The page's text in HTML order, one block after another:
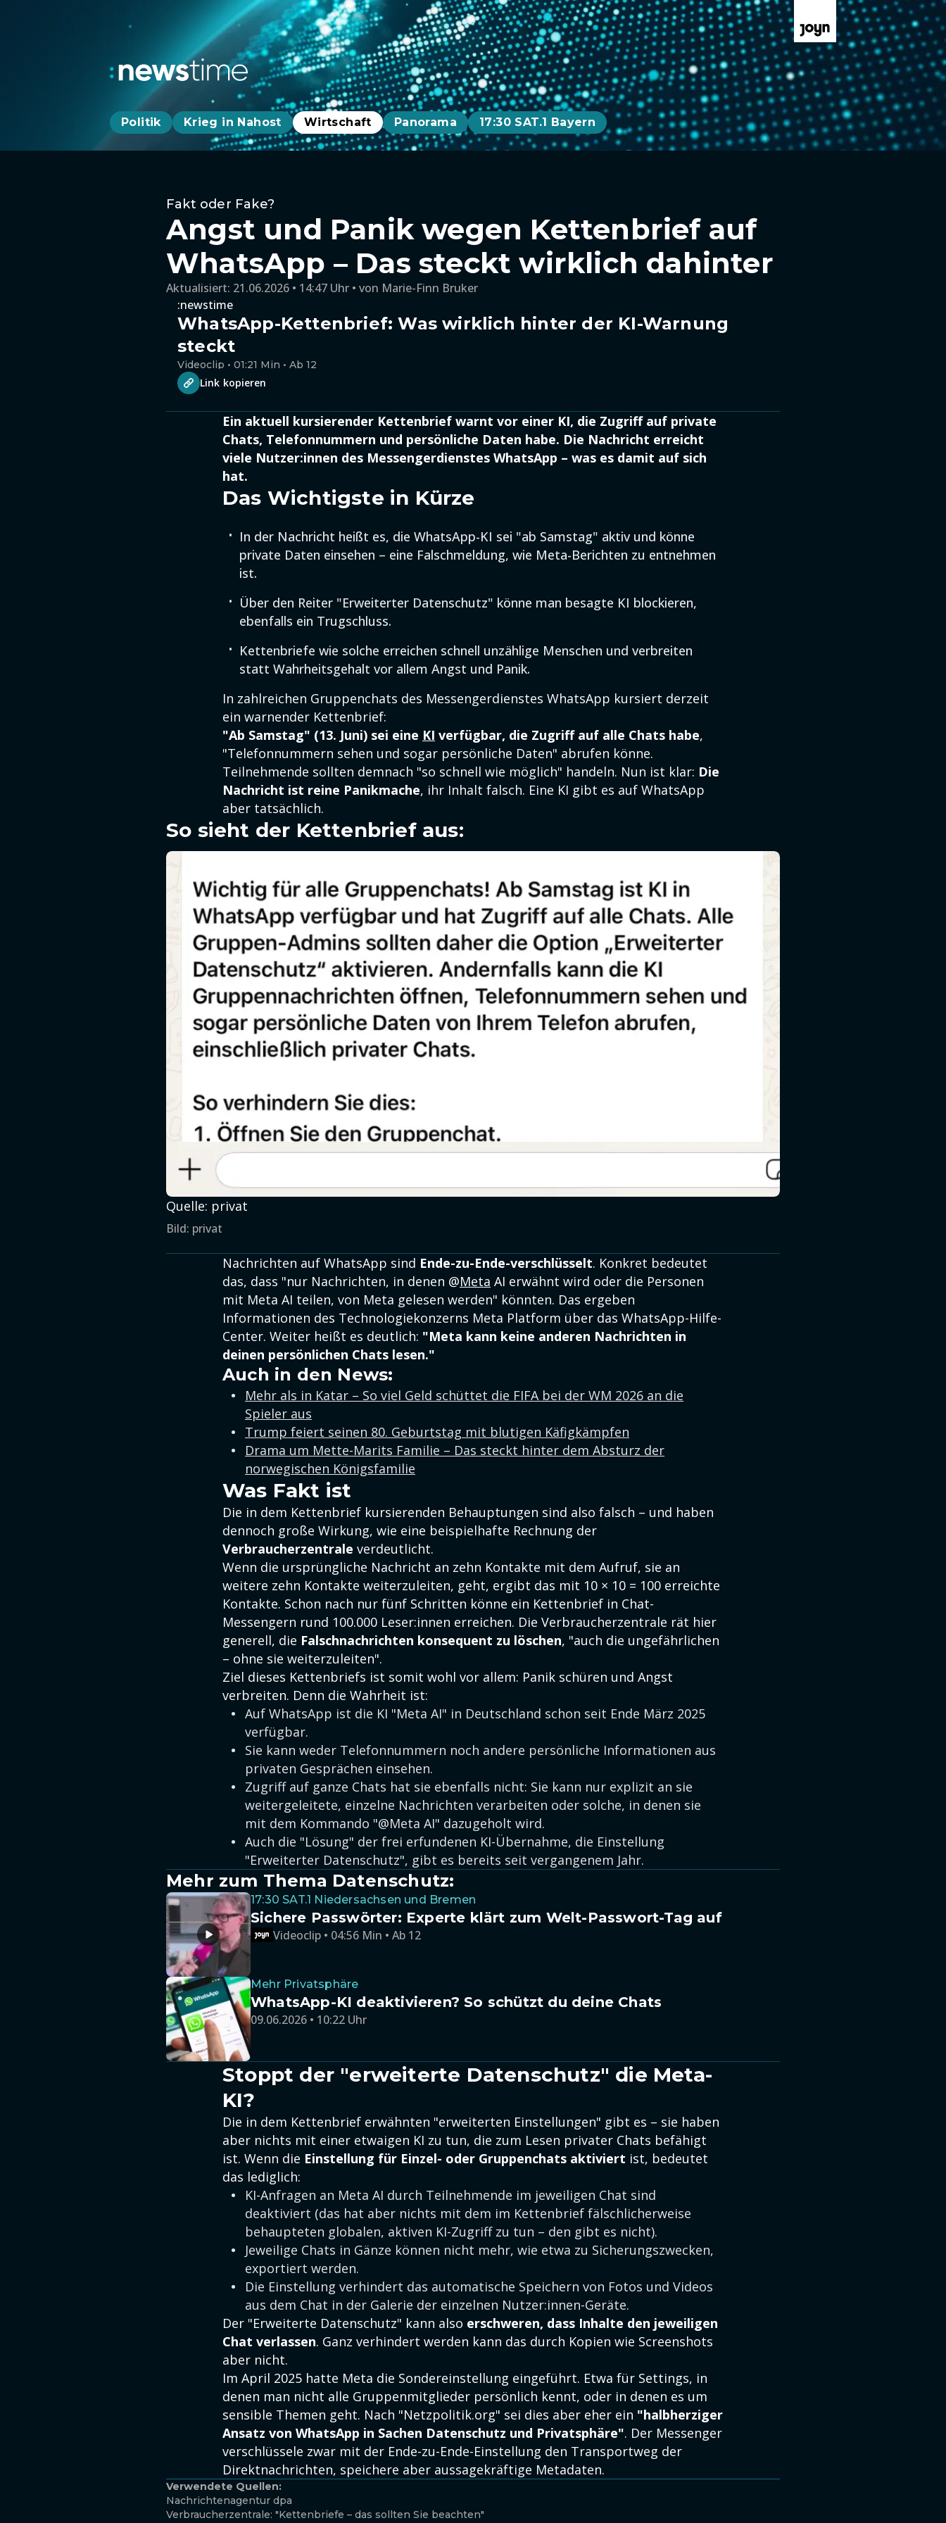
Politik Krieg in Nahost Wirtschaft Panorama 17:30 SAT.1 Bayern
Fakt oder Fake?
Angst und Panik wegen Kettenbrief auf
WhatsApp – Das steckt wirklich dahinter
Aktualisiert: 21.06.2026 • 14:47 Uhr von Marie-Finn Bruker
:newstime
WhatsApp-Kettenbrief: Was wirklich hinter der KI-Warnung
steckt
Videoclip • 01:21 Min • Ab 12
Link kopieren
Ein aktuell kursierender Kettenbrief warnt vor einer KI, die Zugriff auf private
Chats, Telefonnummern und persönliche Daten habe. Die Nachricht erreicht
viele Nutzer:innen des Messengerdienstes WhatsApp – was es damit auf sich
hat.
Das Wichtigste in Kürze
In der Nachricht heißt es, die WhatsApp-KI sei "ab Samstag" aktiv und könne
private Daten einsehen – eine Falschmeldung, wie Meta-Berichten zu entnehmen
ist.
Über den Reiter "Erweiterter Datenschutz" könne man besagte KI blockieren,
ebenfalls ein Trugschluss.
Kettenbriefe wie solche erreichen schnell unzählige Menschen und verbreiten
statt Wahrheitsgehalt vor allem Angst und Panik.
In zahlreichen Gruppenchats des Messengerdienstes WhatsApp kursiert derzeit
ein warnender Kettenbrief:
"Ab Samstag" (13. Juni) sei eine KI verfügbar, die Zugriff auf alle Chats habe,
"Telefonnummern sehen und sogar persönliche Daten" abrufen könne.
Teilnehmende sollten demnach "so schnell wie möglich" handeln. Nun ist klar: Die
Nachricht ist reine Panikmache, ihr Inhalt falsch. Eine KI gibt es auf WhatsApp
aber tatsächlich.
So sieht der Kettenbrief aus:
Quelle: privat
Bild: privat
Nachrichten auf WhatsApp sind Ende-zu-Ende-verschlüsselt. Konkret bedeutet
das, dass "nur Nachrichten, in denen @Meta AI erwähnt wird oder die Personen
mit Meta AI teilen, von Meta gelesen werden" könnten. Das ergeben
Informationen des Technologiekonzerns Meta Platform über das WhatsApp-Hilfe-
Center. Weiter heißt es deutlich: "Meta kann keine anderen Nachrichten in
deinen persönlichen Chats lesen."
Auch in den News:
Mehr als in Katar – So viel Geld schüttet die FIFA bei der WM 2026 an die
Spieler aus
Trump feiert seinen 80. Geburtstag mit blutigen Käfigkämpfen
Drama um Mette-Marits Familie – Das steckt hinter dem Absturz der
norwegischen Königsfamilie
Was Fakt ist
Die in dem Kettenbrief kursierenden Behauptungen sind also falsch – und haben
dennoch große Wirkung, wie eine beispielhafte Rechnung der
Verbraucherzentrale verdeutlicht.
Wenn die ursprüngliche Nachricht an zehn Kontakte mit dem Aufruf, sie an
weitere zehn Kontakte weiterzuleiten, geht, ergibt das mit 10 × 10 = 100 erreichte
Kontakte. Schon nach nur fünf Schritten könne ein Kettenbrief in Chat-
Messengern rund 100.000 Leser:innen erreichen. Die Verbraucherzentrale rät hier
generell, die Falschnachrichten konsequent zu löschen, "auch die ungefährlichen
– ohne sie weiterzuleiten".
Ziel dieses Kettenbriefs ist somit wohl vor allem: Panik schüren und Angst
verbreiten. Denn die Wahrheit ist:
Auf WhatsApp ist die KI "Meta AI" in Deutschland schon seit Ende März 2025
verfügbar.
Sie kann weder Telefonnummern noch andere persönliche Informationen aus
privaten Gesprächen einsehen.
Zugriff auf ganze Chats hat sie ebenfalls nicht: Sie kann nur explizit an sie
weitergeleitete, einzelne Nachrichten verarbeiten oder solche, in denen sie
mit dem Kommando "@Meta AI" dazugeholt wird.
Auch die "Lösung" der frei erfundenen KI-Übernahme, die Einstellung
"Erweiterter Datenschutz", gibt es bereits seit vergangenem Jahr.
Mehr zum Thema Datenschutz:
17:30 SAT.1 Niedersachsen und Bremen
Sichere Passwörter: Experte klärt zum Welt-Passwort-Tag auf
Videoclip • 04:56 Min • Ab 12
Mehr Privatsphäre
WhatsApp-KI deaktivieren? So schützt du deine Chats
09.06.2026 • 10:22 Uhr
Stoppt der "erweiterte Datenschutz" die Meta-
KI?
Die in dem Kettenbrief erwähnten "erweiterten Einstellungen" gibt es – sie haben
aber nichts mit einer etwaigen KI zu tun, die zum Lesen privater Chats befähigt
ist. Wenn die Einstellung für Einzel- oder Gruppenchats aktiviert ist, bedeutet
das lediglich:
KI-Anfragen an Meta AI durch Teilnehmende im jeweiligen Chat sind
deaktiviert (das hat aber nichts mit dem im Kettenbrief fälschlicherweise
behaupteten globalen, aktiven KI-Zugriff zu tun – den gibt es nicht).
Jeweilige Chats in Gänze können nicht mehr, wie etwa zu Sicherungszwecken,
exportiert werden.
Die Einstellung verhindert das automatische Speichern von Fotos und Videos
aus dem Chat in der Galerie der einzelnen Nutzer:innen-Geräte.
Der "Erweiterte Datenschutz" kann also erschweren, dass Inhalte den jeweiligen
Chat verlassen. Ganz verhindert werden kann das durch Kopien wie Screenshots
aber nicht.
Im April 2025 hatte Meta die Sondereinstellung eingeführt. Etwa für Settings, in
denen man nicht alle Gruppenmitglieder persönlich kennt, oder in denen es um
sensible Themen geht. Nach "Netzpolitik.org" sei dies aber eher ein "halbherziger
Ansatz von WhatsApp in Sachen Datenschutz und Privatsphäre". Der Messenger
verschlüssele zwar mit der Ende-zu-Ende-Einstellung den Transportweg der
Direktnachrichten, speichere aber aussagekräftige Metadaten.
Verwendete Quellen:
Nachrichtenagentur dpa
Verbraucherzentrale: "Kettenbriefe – das sollten Sie beachten"